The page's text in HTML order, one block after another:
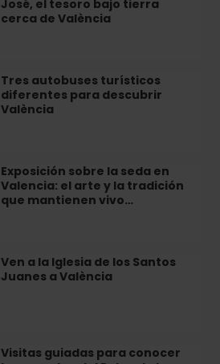
José, el tesoro bajo tierra
cerca de València
Tres autobuses turísticos
diferentes para descubrir
València
Exposición sobre la seda en
Valencia: el arte y la tradición
que mantienen vivo…
Ven a la Iglesia de los Santos
Juanes a València
Visitas guiadas para conocer